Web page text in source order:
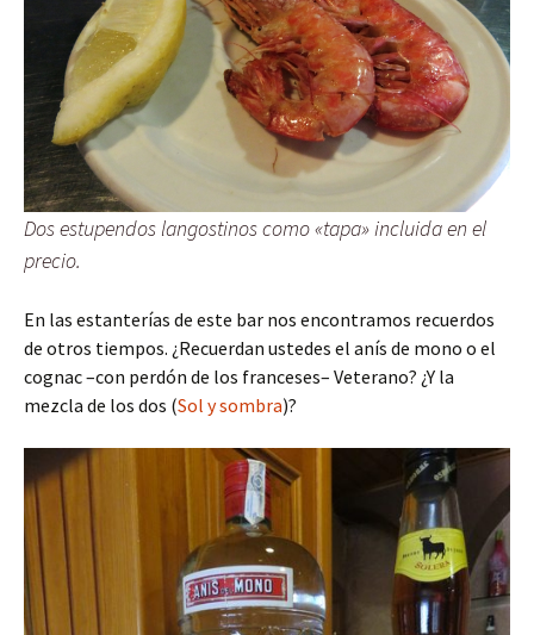
Dos estupendos langostinos como «tapa» incluida en el
precio.
En las estanterías de este bar nos encontramos recuerdos
de otros tiempos. ¿Recuerdan ustedes el anís de mono o el
cognac –con perdón de los franceses– Veterano? ¿Y la
mezcla de los dos (Sol y sombra)?